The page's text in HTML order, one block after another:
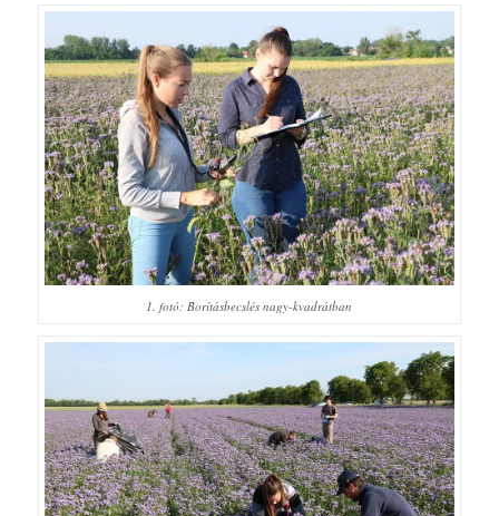
1. fotó: Borításbecslés nagy-kvadrátban